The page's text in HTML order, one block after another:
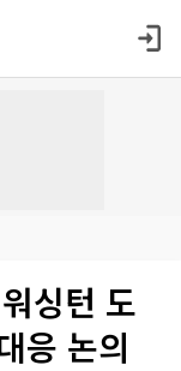
싱턴 도
응 논의